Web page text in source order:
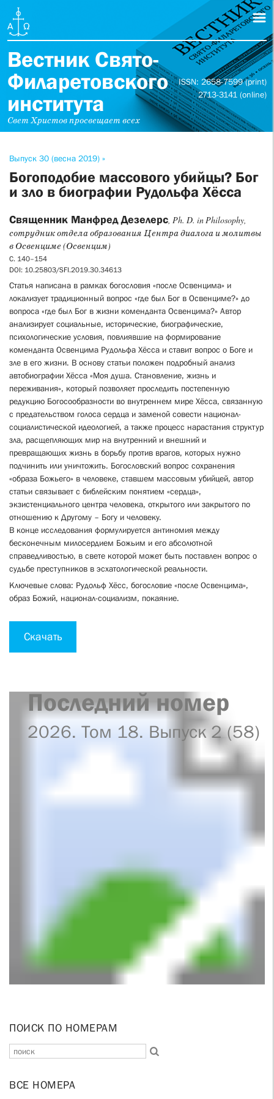
Вестник Свято-
Филаретовского
института
Свет Христов просвещает всех
ISSN: 2658-7599 (print)
2713-3141 (online)
Выпуск 30 (весна 2019) »
Богоподобие массового убийцы? Бог
и зло в биографии Рудольфа Хёсса
Священник Манфред Дезелерс, Ph. D. in Philosophy,
сотрудник отдела образования Центра диалога и молитвы
в Освенциме (Освенцим)
С. 140–154
DOI: 10.25803/SFI.2019.30.34613
Статья написана в рамках богословия «после Освенцима» и
локализует традиционный вопрос «где был Бог в Освенциме?» до
вопроса «где был Бог в жизни коменданта Освенцима?» Автор
анализирует социальные, исторические, биографические,
психологические условия, повлиявшие на формирование
коменданта Освенцима Рудольфа Хёсса и ставит вопрос о Боге и
зле в его жизни. В основу статьи положен подробный анализ
автобиографии Хёсса «Моя душа. Становление, жизнь и
переживания», который позволяет проследить постепенную
редукцию Богосообразности во внутреннем мире Хёсса, связанную
с предательством голоса сердца и заменой совести национал-
социалистической идеологией, а также процесс нарастания структур
зла, расщепляющих мир на внутренний и внешний и
превращающих жизнь в борьбу против врагов, которых нужно
подчинить или уничтожить. Богословский вопрос сохранения
«образа Божьего» в человеке, ставшем массовым убийцей, автор
статьи связывает с библейским понятием «сердца»,
экзистенциального центра человека, открытого или закрытого по
отношению к Другому – Богу и человеку.
В конце исследования формулируется антиномия между
бесконечным милосердием Божьим и его абсолютной
справедливостью, в свете которой может быть поставлен вопрос о
судьбе преступников в эсхатологической реальности.
Ключевые слова: Рудольф Хёсс, богословие «после Освенцима»,
образ Божий, национал-социализм, покаяние.
Скачать
Последний номер
2026. Том 18. Выпуск 2 (58)
ПОИСК ПО НОМЕРАМ
ВСЕ НОМЕРА